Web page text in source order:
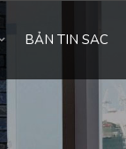
BẢN TIN SAC